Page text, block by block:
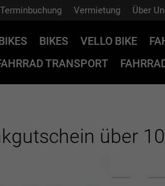
Terminbuchung Vermietung Über
BIKES VELLO BIKE
TRANSPORT
über